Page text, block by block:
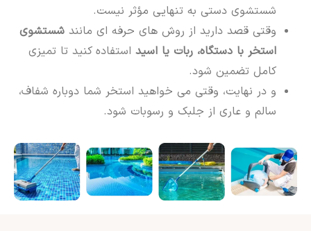
شستشوی دستی به تنهایی مؤثر نیست.
وقتی قصد دارید از روش های حرفه ای مانند شستشوی
استخر با دستگاه، ربات یا اسیداستفاده کنید تا تمیزی
کامل تضمین شود.
و در نهایت، وقتی می خواهید استخر شما دوباره شفاف،
سالم و عاری از جلبک و رسوبات شود.